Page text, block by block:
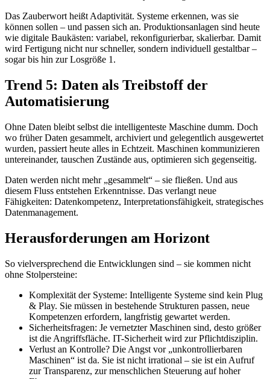
Das Zauberwort heißt Adaptivität. Systeme erkennen, was sie
können sollen – und passen sich an. Produktionsanlagen sind heute
wie digitale Baukästen: variabel, rekonfigurierbar, skalierbar. Damit
wird Fertigung nicht nur schneller, sondern individuell gestaltbar –
sogar bis hin zur Losgröße 1.
Trend 5: Daten als Treibstoff der
Automatisierung
Ohne Daten bleibt selbst die intelligenteste Maschine dumm. Doch
wo früher Daten gesammelt, archiviert und gelegentlich ausgewertet
wurden, passiert heute alles in Echtzeit. Maschinen kommunizieren
untereinander, tauschen Zustände aus, optimieren sich gegenseitig.
Daten werden nicht mehr „gesammelt“ – sie fließen. Und aus
diesem Fluss entstehen Erkenntnisse. Das verlangt neue
Fähigkeiten: Datenkompetenz, Interpretationsfähigkeit, strategisches
Datenmanagement.
Herausforderungen am Horizont
So vielversprechend die Entwicklungen sind – sie kommen nicht
ohne Stolpersteine:
Komplexität der Systeme: Intelligente Systeme sind kein Plug
& Play. Sie müssen in bestehende Strukturen passen, neue
Kompetenzen erfordern, langfristig gewartet werden.
Sicherheitsfragen: Je vernetzter Maschinen sind, desto größer
ist die Angriffsfläche. IT-Sicherheit wird zur Pflichtdisziplin.
Verlust an Kontrolle? Die Angst vor „unkontrollierbaren
Maschinen“ ist da. Sie ist nicht irrational – sie ist ein Aufruf
zur Transparenz, zur menschlichen Steuerung auf hoher